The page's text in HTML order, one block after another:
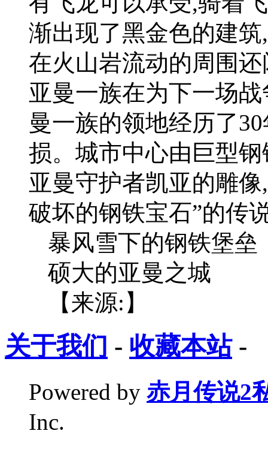
渐出现了黑金色的建
在火山岩流动的周围
亚曼一族在为下一场
曼一族的领地经历了
损。城市中心由巨型
亚曼守护者凯亚的雕
破坏的钢铁宝石”的传
暴风雪下的钢铁堡垒
硕大的亚曼之城
【来源:】
关于我们 - 收藏本站-
Powered by 赤月传说2
Inc.